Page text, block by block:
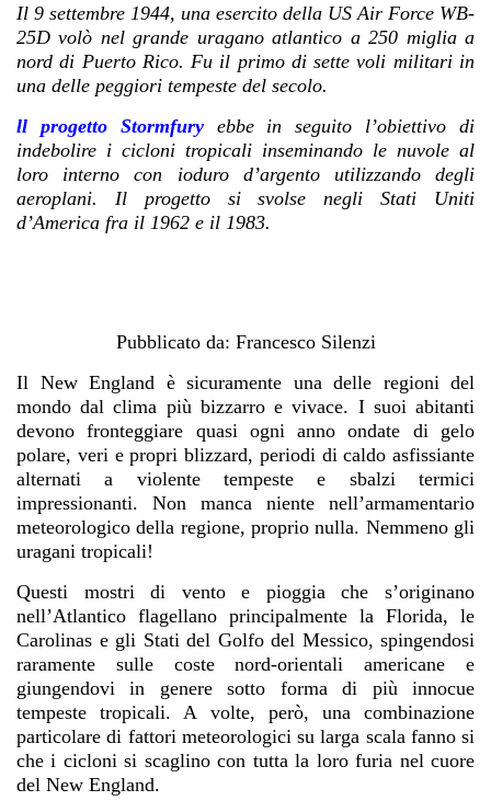
Il 9 settembre 1944, una esercito della US Air Force WB-
25D volò nel grande uragano atlantico a 250 miglia a
nord di Puerto Rico. Fu il primo di sette voli militari in
una delle peggiori tempeste del secolo.
ll progetto Stormfury
ebbe in seguito l’obiettivo di
indebolire i cicloni tropicali inseminando le nuvole al
loro interno con ioduro d’argento utilizzando degli
aeroplani. Il progetto si svolse negli Stati Uniti
d’America fra il 1962 e il 1983.
Pubblicato da: Francesco Silenzi
Il New England è sicuramente una delle regioni del
mondo dal clima più bizzarro e vivace. I suoi abitanti
devono fronteggiare quasi ogni anno ondate di gelo
polare, veri e propri blizzard, periodi di caldo asfissiante
alternati a violente tempeste e sbalzi termici
impressionanti. Non manca niente nell’armamentario
meteorologico della regione, proprio nulla. Nemmeno gli
uragani tropicali!
Questi mostri di vento e pioggia che s’originano
nell’Atlantico flagellano principalmente la Florida, le
Carolinas e gli Stati del Golfo del Messico, spingendosi
raramente sulle coste nord-orientali americane e
giungendovi in genere sotto forma di più innocue
tempeste tropicali. A volte, però, una combinazione
particolare di fattori meteorologici su larga scala fanno si
che i cicloni si scaglino con tutta la loro furia nel cuore
del New England.